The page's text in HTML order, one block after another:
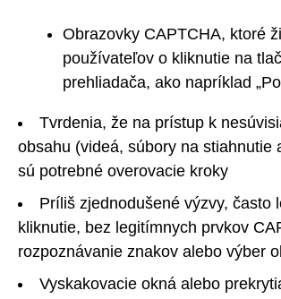
Obrazovky CAPTCHA, ktoré
používateľov o kliknutie na
prehliadača, ako napríklad
Tvrdenia, že na prístup k
obsahu (videá, súbory na stiahnutie
sú potrebné overovacie kroky
Príliš zjednodušené výzvy, často
kliknutie, bez legitímnych prvkov
rozpoznávanie znakov alebo výber
Vyskakovacie okná alebo